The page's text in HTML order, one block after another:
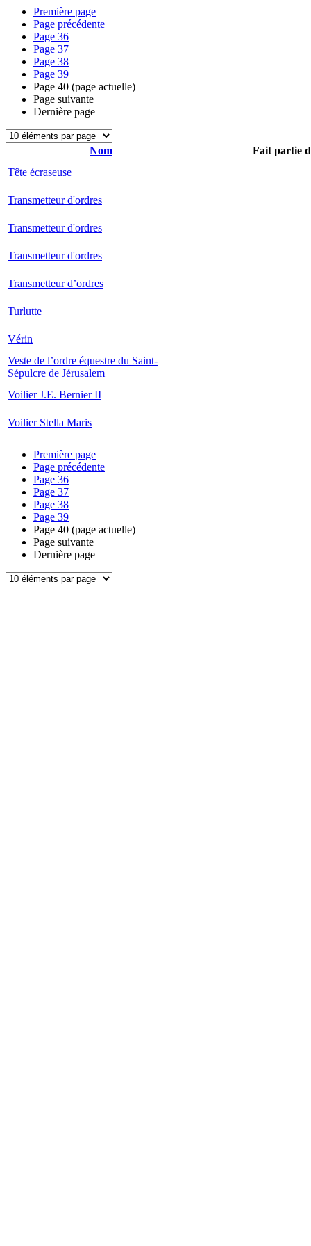
Première page
Page précédente
Page 36
Page 37
Page 38
Page 39
Page 40 (page actuelle)
Page suivante
Dernière page
Nom
Fait partie
Tête écraseuse
Transmetteur d'ordres
Transmetteur d'ordres
Transmetteur d'ordres
Transmetteur d’ordres
Turlutte
Vérin
Veste de l’ordre équestre du Saint-
Sépulcre de Jérusalem
Voilier J.E. Bernier II
Voilier Stella Maris
Première page
Page précédente
Page 36
Page 37
Page 38
Page 39
Page 40 (page actuelle)
Page suivante
Dernière page